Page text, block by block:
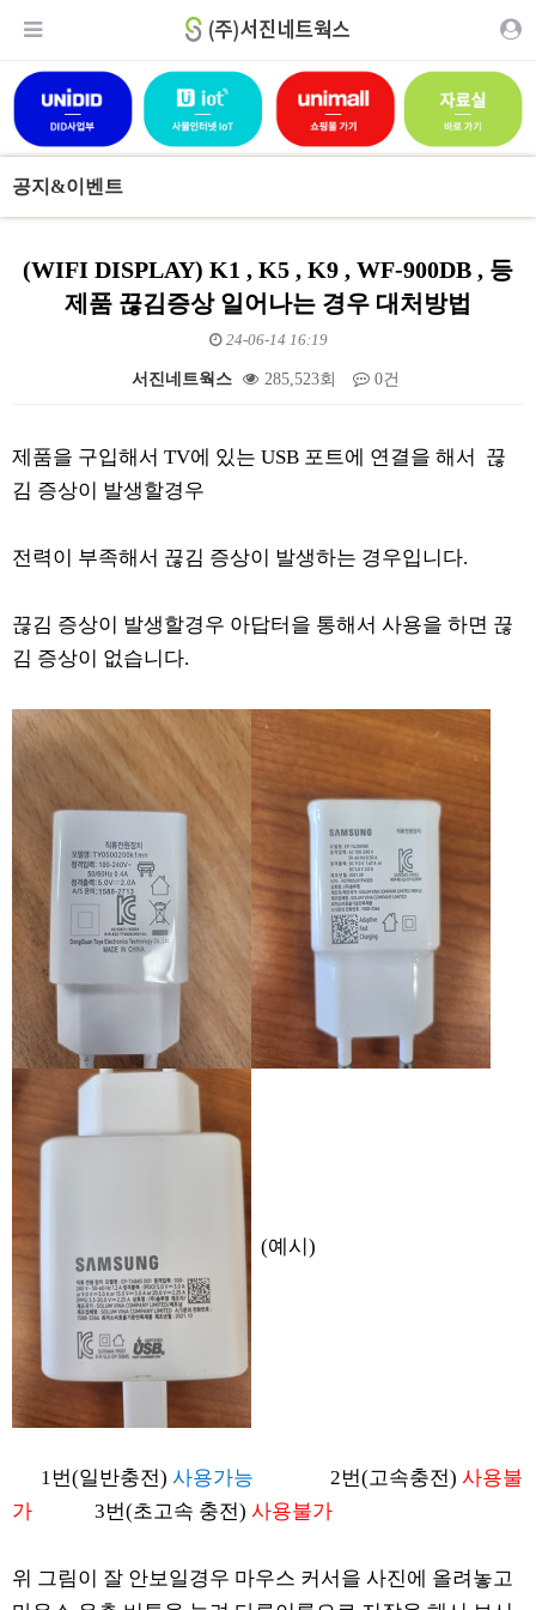
공지&이벤트
(WIFI DISPLAY) K1 , K5 , K9 , WF-900DB , 등
제품 끊김증상 일어나는 경우 대처방법
24-06-14 16:19
서진네트웍스 285,523회 0건
제품을 구입해서 TV에 있는 USB 포트에 연결을 해서 끊
김 증상이 발생할경우
전력이 부족해서 끊김 증상이 발생하는 경우입니다.
끊김 증상이 발생할경우 아답터을 통해서 사용을 하면 끊
김 증상이 없습니다.
(예시)
1번(일반충전) 사용가능 2번(고속충전) 사용불
가 3번(초고속 충전) 사용불가
위 그림이 잘 안보일경우 마우스 커서을 사진에 올려놓고